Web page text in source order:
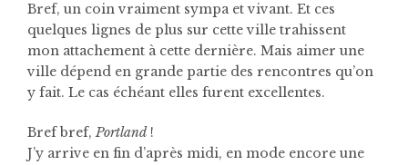
Bref, un coin vraiment sympa et vivant. Et ces
quelques lignes de plus sur cette ville trahissent
mon attachement à cette dernière. Mais aimer une
ville dépend en grande partie des rencontres qu’on
y fait. Le cas échéant elles furent excellentes.
Bref bref, Portland!
J’y arrive en fin d’après midi, en mode encore une